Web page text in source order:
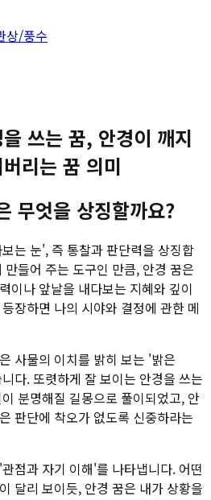
상/풍수
쓰는 꿈, 안경이 깨지
리는 꿈 의미
무엇을 상징할까요?
는 눈', 즉 통찰과 판단력을 상징합
들어 주는 도구인 만큼, 안경 꿈은
이나 앞날을 내다보는 지혜와 깊이
장하면 나의 시야와 결정에 관한 메
사물의 이치를 밝히 보는 '밝은
다. 또렷하게 잘 보이는 안경을 쓰는
분명해질 길몽으로 풀이되었고, 안
판단에 착오가 없도록 신중하라는
점과 자기 이해'를 나타냅니다. 어떤
달리 보이듯, 안경 꿈은 내가 상황을